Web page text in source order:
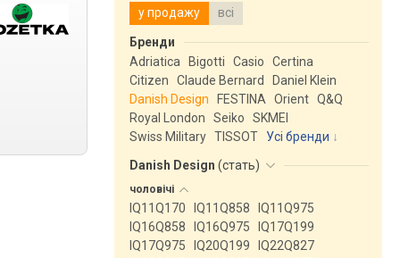
у продажу всі
Бренди
Adriatica
Bigotti Casio
Certina
Citizen
Claude Bernard
Daniel Klein
Danish Design
FESTINA Orient Q&Q
Royal London
Seiko
SKMEI
Swiss Military TISSOT
Усі бренди
Danish Design (стать)
чоловічі
IQ11Q170 IQ11Q858
IQ11Q975
IQ16Q858
IQ16Q975
IQ17Q199
IQ17Q975
IQ20Q199
IQ22Q827